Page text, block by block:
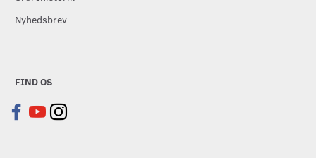
Nyhedsbrev
FIND OS